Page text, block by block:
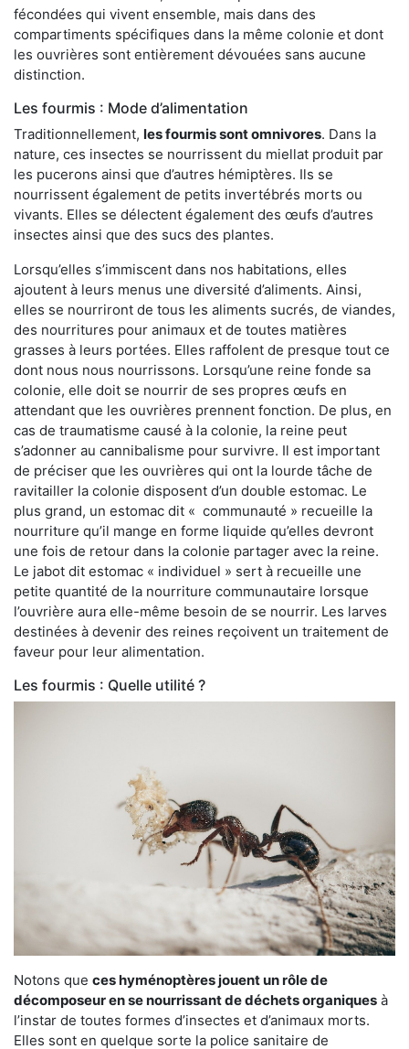
fécondées qui vivent ensemble, mais dans des
compartiments spécifiques dans la même colonie et dont
les ouvrières sont entièrement dévouées sans aucune
distinction.
Les fourmis : Mode d’alimentation
Traditionnellement, les fourmis sont omnivores. Dans la
nature, ces insectes se nourrissent du miellat produit par
les pucerons ainsi que d’autres hémiptères. Ils se
nourrissent également de petits invertébrés morts ou
vivants. Elles se délectent également des œufs d’autres
insectes ainsi que des sucs des plantes.
Lorsqu’elles s’immiscent dans nos habitations, elles
ajoutent à leurs menus une diversité d’aliments. Ainsi,
elles se nourriront de tous les aliments sucrés, de viandes,
des nourritures pour animaux et de toutes matières
grasses à leurs portées. Elles raffolent de presque tout ce
dont nous nous nourrissons. Lorsqu’une reine fonde sa
colonie, elle doit se nourrir de ses propres œufs en
attendant que les ouvrières prennent fonction. De plus, en
cas de traumatisme causé à la colonie, la reine peut
s’adonner au cannibalisme pour survivre. Il est important
de préciser que les ouvrières qui ont la lourde tâche de
ravitailler la colonie disposent d’un double estomac. Le
plus grand, un estomac dit « communauté » recueille la
nourriture qu’il mange en forme liquide qu’elles devront
une fois de retour dans la colonie partager avec la reine.
Le jabot dit estomac « individuel » sert à recueille une
petite quantité de la nourriture communautaire lorsque
l’ouvrière aura elle-même besoin de se nourrir. Les larves
destinées à devenir des reines reçoivent un traitement de
faveur pour leur alimentation.
Les fourmis : Quelle utilité ?
Notons que ces hyménoptères jouent un rôle de
décomposeur en se nourrissant de déchets organiques à
l’instar de toutes formes d’insectes et d’animaux morts.
Elles sont en quelque sorte la police sanitaire de